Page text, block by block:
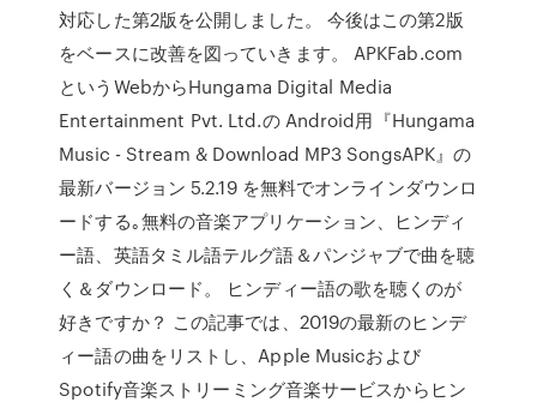
対応した第2版を公開しました。 今後はこの第2版
をベースに改善を図っていきます。 APKFab.com
というWebからHungama Digital Media
Entertainment Pvt. Ltd.の Android用『Hungama
Music - Stream & Download MP3 SongsAPK』の
最新バージョン 5.2.19 を無料でオンラインダウンロ
ードする｡無料の音楽アプリケーション、ヒンディ
ー語、英語タミル語テルグ語＆パンジャブで曲を聴
く＆ダウンロード。 ヒンディー語の歌を聴くのが
好きですか？ この記事では、2019の最新のヒンデ
ィー語の曲をリストし、Apple Musicおよび
Spotify音楽ストリーミング音楽サービスからヒン